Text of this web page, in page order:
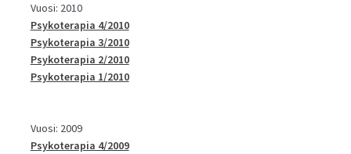
Vuosi: 2010
Psykoterapia 4/2010
Psykoterapia 3/2010
Psykoterapia 2/2010
Psykoterapia 1/2010
Vuosi: 2009
Psykoterapia 4/2009